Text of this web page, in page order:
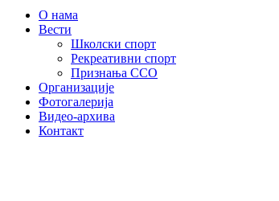
О нама
Вести
Школски спорт
Рекреативни спорт
Признања ССО
Oрганизације
Фотогалерија
Видео-архива
Контакт